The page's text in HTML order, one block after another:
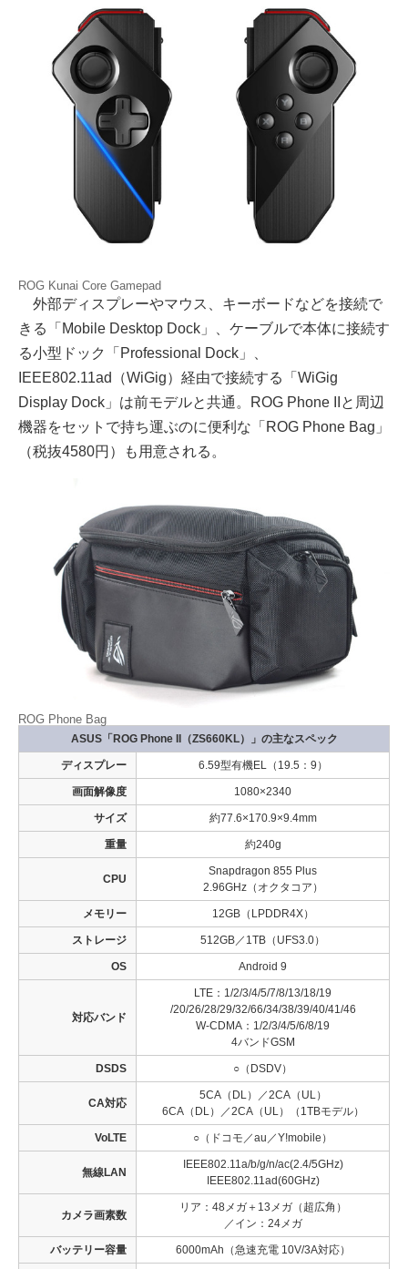
ROG Kunai Core Gamepad
外部ディスプレーやマウス、キーボードなどを接続で
きる「Mobile Desktop Dock」、ケーブルで本体に接続す
る小型ドック「Professional Dock」、
IEEE802.11ad（WiGig）経由で接続する「WiGig
Display Dock」は前モデルと共通。ROG Phone IIと周辺
機器をセットで持ち運ぶのに便利な「ROG Phone Bag」
（税抜4580円）も用意される。
ROG Phone Bag
ASUS「ROG Phone II（ZS660KL）」の主なスペック
ディスプレー 6.59型有機EL（19.5：9）
画面解像度 1080×2340
サイズ 約77.6×170.9×9.4mm
重量 約240g
CPU
Snapdragon 855 Plus
2.96GHz（オクタコア）
メモリー 12GB（LPDDR4X）
ストレージ 512GB／1TB（UFS3.0）
OS Android 9
対応バンド
LTE：1/2/3/4/5/7/8/13/18/19
/20/26/28/29/32/66/34/38/39/40/41/46
W-CDMA：1/2/3/4/5/6/8/19
4バンドGSM
DSDS ○（DSDV）
CA対応
5CA（DL）／2CA（UL）
6CA（DL）／2CA（UL）（1TBモデル）
VoLTE ○（ドコモ／au／Y!mobile）
無線LAN
IEEE802.11a/b/g/n/ac(2.4/5GHz)
IEEE802.11ad(60GHz)
カメラ画素数
リア：48メガ＋13メガ（超広角）
／イン：24メガ
バッテリー容量 6000mAh（急速充電 10V/3A対応）